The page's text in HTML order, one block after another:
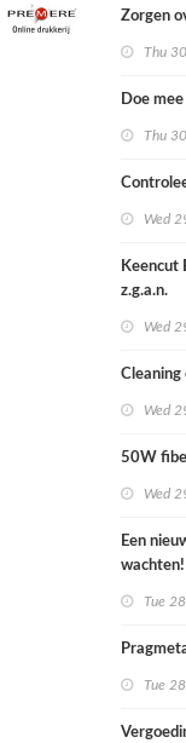
Zorgen
Thu
Doe
Thu
Wed
Keencut
z.g.a.n.
Wed
Cleaning
Wed
50W
Wed
Een
wachten!
Tue
Tue